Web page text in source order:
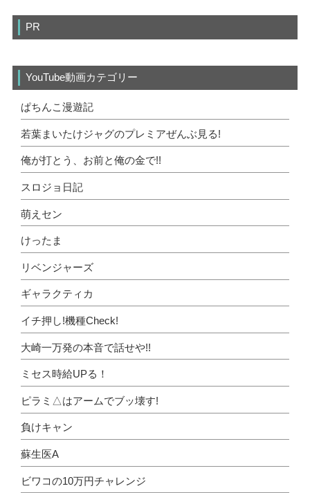
PR
YouTube動画カテゴリー
ぱちんこ漫遊記
若葉まいたけジャグのプレミアぜんぶ見る!
俺が打とう、お前と俺の金で!!
スロジョ日記
萌えセン
けったま
リベンジャーズ
ギャラクティカ
イチ押し!機種Check!
大崎一万発の本音で話せや!!
ミセス時給UPる！
ピラミ△はアームでブッ壊す!
負けキャン
蘇生医A
ビワコの10万円チャレンジ